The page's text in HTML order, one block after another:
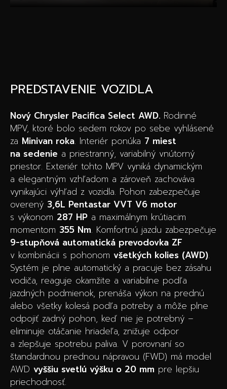
PREDSTAVENIE VOZIDLA
Nový Chrysler Pacifica Select AWD. Rodinné
MPV, ktoré bolo sedem rokov po sebe vyhlásené
za Minivan roka. Interiér ponúka 7 miest
na sedenie a priestranný, variabilný vnútorný
priestor. Exteriér tohto MPV vyniká dynamickým
a elegantným vzhľadom a zároveň zachováva
vynikajúci výhľad z vozidla. Pohon zabezpečuje
overený 3,6L Pentastar VVT V6 motor
s výkonom 287 HP a maximálnym krútiacim
momentom 355 Nm. Komfortnú jazdu zabezpečuje
9-stupňová automatická prevodovka ZF
v kombinácii s pohonom všetkých kolies (AWD).
Systém je plne automatický a pracuje bez zásahu
vodiča, reaguje okamžite a variabilne podľa
jazdných podmienok, prenáša výkon na prednú
alebo všetky kolesá podľa potreby a môže plne
odpojiť zadný pohon, keď nie je potrebný –
eliminuje otáčanie hriadeľa, znižuje odpor
a zlepšuje spotrebu paliva. V porovnaní so
štandardnou prednou nápravou (FWD) má model
AWD vyššiu svetlú výšku o 20 mm pre lepšiu
priechodnosť.